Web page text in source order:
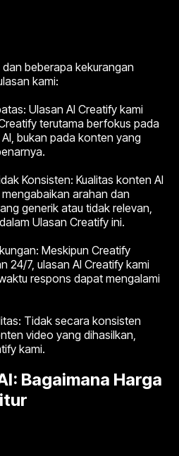
beberapa kekurangan
kami:
Ulasan AI Creatify kami
terutama berfokus pada
bukan pada konten yang
Konsisten: Kualitas konten AI
arahan dan
generik atau tidak relevan,
Ulasan Creatify ini.
Meskipun Creatify
24/7, ulasan AI Creatify kami
respons dapat mengalami
Tidak secara konsisten
video yang dihasilkan,
kami.
Bagaimana Harga